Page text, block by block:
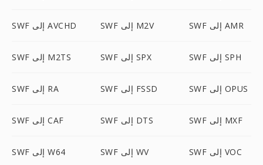
SWF إلى AVCHD SWF إلى M2V SWF إلى AMR
SWF إلى M2TS SWF إلى SPX SWF إلى SPH
SWF إلى RA SWF إلى FSSD SWF إلى OPUS
SWF إلى CAF SWF إلى DTS SWF إلى MXF
SWF إلى W64 SWF إلى WV SWF إلى VOC